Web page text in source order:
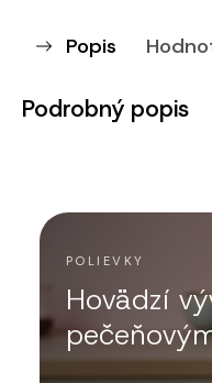
Popis
Podrobný popis
POLIEVKY
Hovädzí